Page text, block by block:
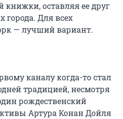
оставляя ее друг
города. Для всех
— лучший вариант.
каналу когда-то стал
традицией, несмотря
рождественский
Артура Конан Дойля